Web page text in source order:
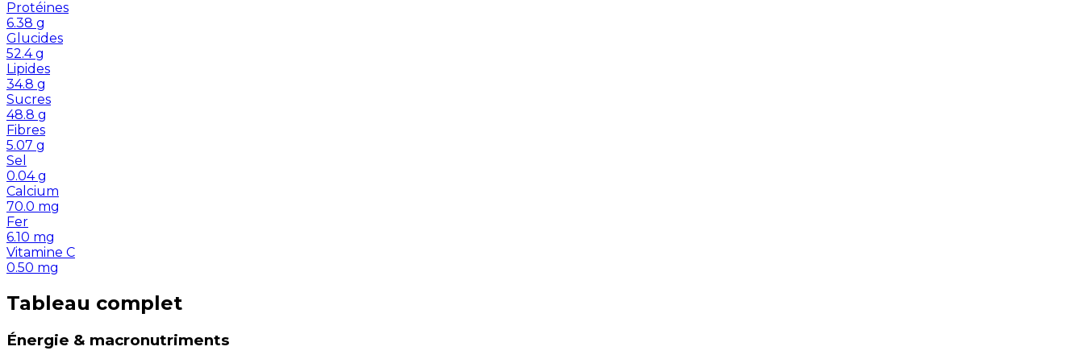
Protéines
6.38 g
Glucides
52.4 g
Lipides
34.8 g
Sucres
48.8 g
Fibres
5.07 g
Sel
0.04 g
Calcium
70.0 mg
Fer
6.10 mg
Vitamine C
0.50 mg
Tableau complet
Énergie & macronutriments